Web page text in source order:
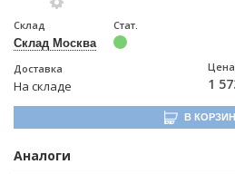
Склад
Склад Москва
Стат.
Доставка
На складе
Цена
1
В
Аналоги